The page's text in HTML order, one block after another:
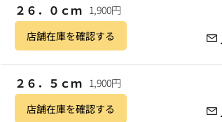
２６．０ｃｍ 1,900円
店舗在庫を確認する
２６．５ｃｍ 1,900円
店舗在庫を確認する